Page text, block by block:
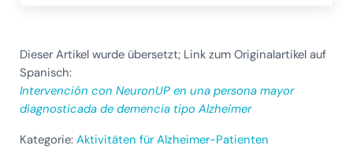
Dieser Artikel wurde übersetzt; Link zum Originalartikel auf
Spanisch:
Intervención con NeuronUP en una persona mayor
diagnosticada de demencia tipo Alzheimer
Kategorie: Aktivitäten für Alzheimer-Patienten